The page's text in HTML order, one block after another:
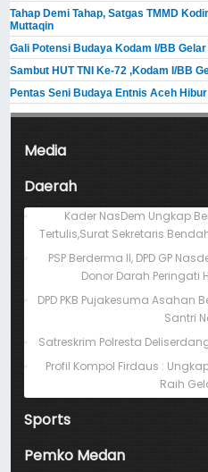
Tahap Demi Tahap, Satgas TMMD
Muttaqin
Gali Potensi Budaya Kodam I/BB
Sambut HUT TNI Ke-72 ,Kodam I/BB
Pentas Seni Budaya Entnis Aceh
Media
Daerah
Kader NasDem Ungkap
Tertulis,Surat Sekretaris
PSP Berderma II, DPD GP
Donor Darah Peringati
DPD PKB Pujakesuma
Santri
Satreskrim Polresta
Profil Kompol Firdaus :
Raih
Sports
Pemko Medan